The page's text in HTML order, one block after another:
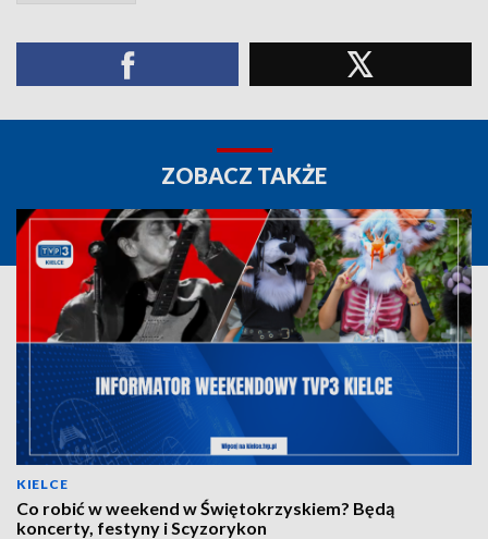
ZOBACZ TAKŻE
KIELCE
Co robić w weekend w Świętokrzyskiem? Będą
koncerty, festyny i Scyzorykon